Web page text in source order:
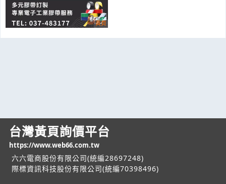
台灣黃頁詢價平台
https://www.web66.com.tw
六六電商股份有限公司(統編28697248)
際標資訊科技股份有限公司(統編70398496)